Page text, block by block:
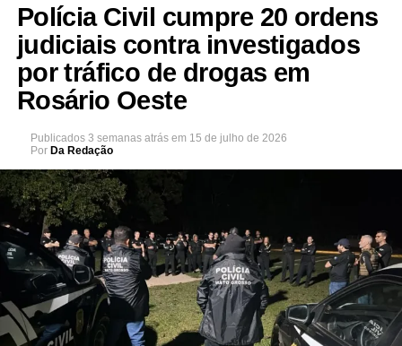
Polícia Civil cumpre 20 ordens
judiciais contra investigados
por tráfico de drogas em
Rosário Oeste
Publicados 3 semanas atrás em 15 de julho de 2026
Por Da Redação